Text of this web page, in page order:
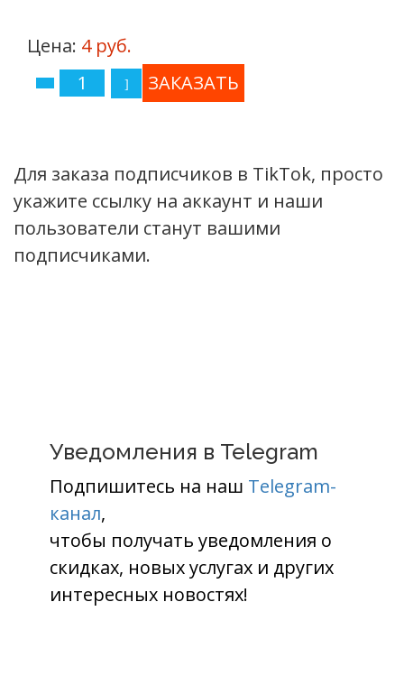
Цена: 4 руб.
Для заказа подписчиков в TikTok, просто
укажите ссылку на аккаунт и наши
пользователи станут вашими
подписчиками.
Уведомления в Telegram
Подпишитесь на наш Telegram-
канал,
чтобы получать уведомления о
скидках, новых услугах и других
интересных новостях!